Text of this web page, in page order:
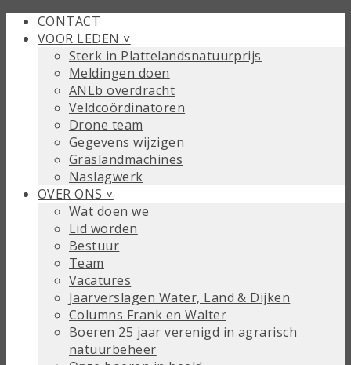
CONTACT
VOOR LEDEN ˅
Sterk in Plattelandsnatuurprijs
Meldingen doen
ANLb overdracht
Veldcoördinatoren
Drone team
Gegevens wijzigen
Graslandmachines
Naslagwerk
OVER ONS ˅
Wat doen we
Lid worden
Bestuur
Team
Vacatures
Jaarverslagen Water, Land & Dijken
Columns Frank en Walter
Boeren 25 jaar verenigd in agrarisch
natuurbeheer